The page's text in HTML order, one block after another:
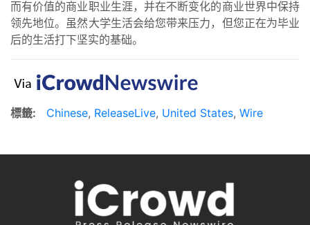
而有价值的商业职业生涯，并在不断变化的商业世界中保持
领先地位。虽然大学生活会给您带来压力，但您正在为毕业
后的生活打下坚实的基础。
標籤: Chinese, ReleaseLive, United States, Wire